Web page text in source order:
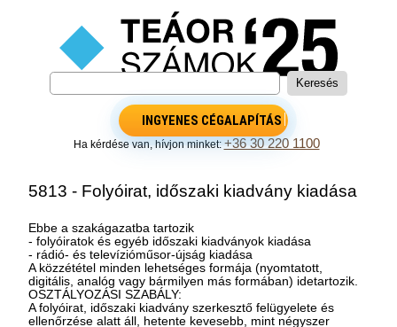
INGYENES CÉGALAPÍTÁS
Ha kérdése van, hívjon minket:+36 30 220 1100
5813 - Folyóirat, időszaki kiadvány kiadása
Ebbe a szakágazatba tartozik
- folyóiratok és egyéb időszaki kiadványok kiadása
- rádió- és televízióműsor-újság kiadása
A közzététel minden lehetséges formája (nyomtatott,
digitális, analóg vagy bármilyen más formában) idetartozik.
OSZTÁLYOZÁSI SZABÁLY:
A folyóirat, időszaki kiadvány szerkesztő felügyelete és
ellenőrzése alatt áll, hetente kevesebb, mint négyszer